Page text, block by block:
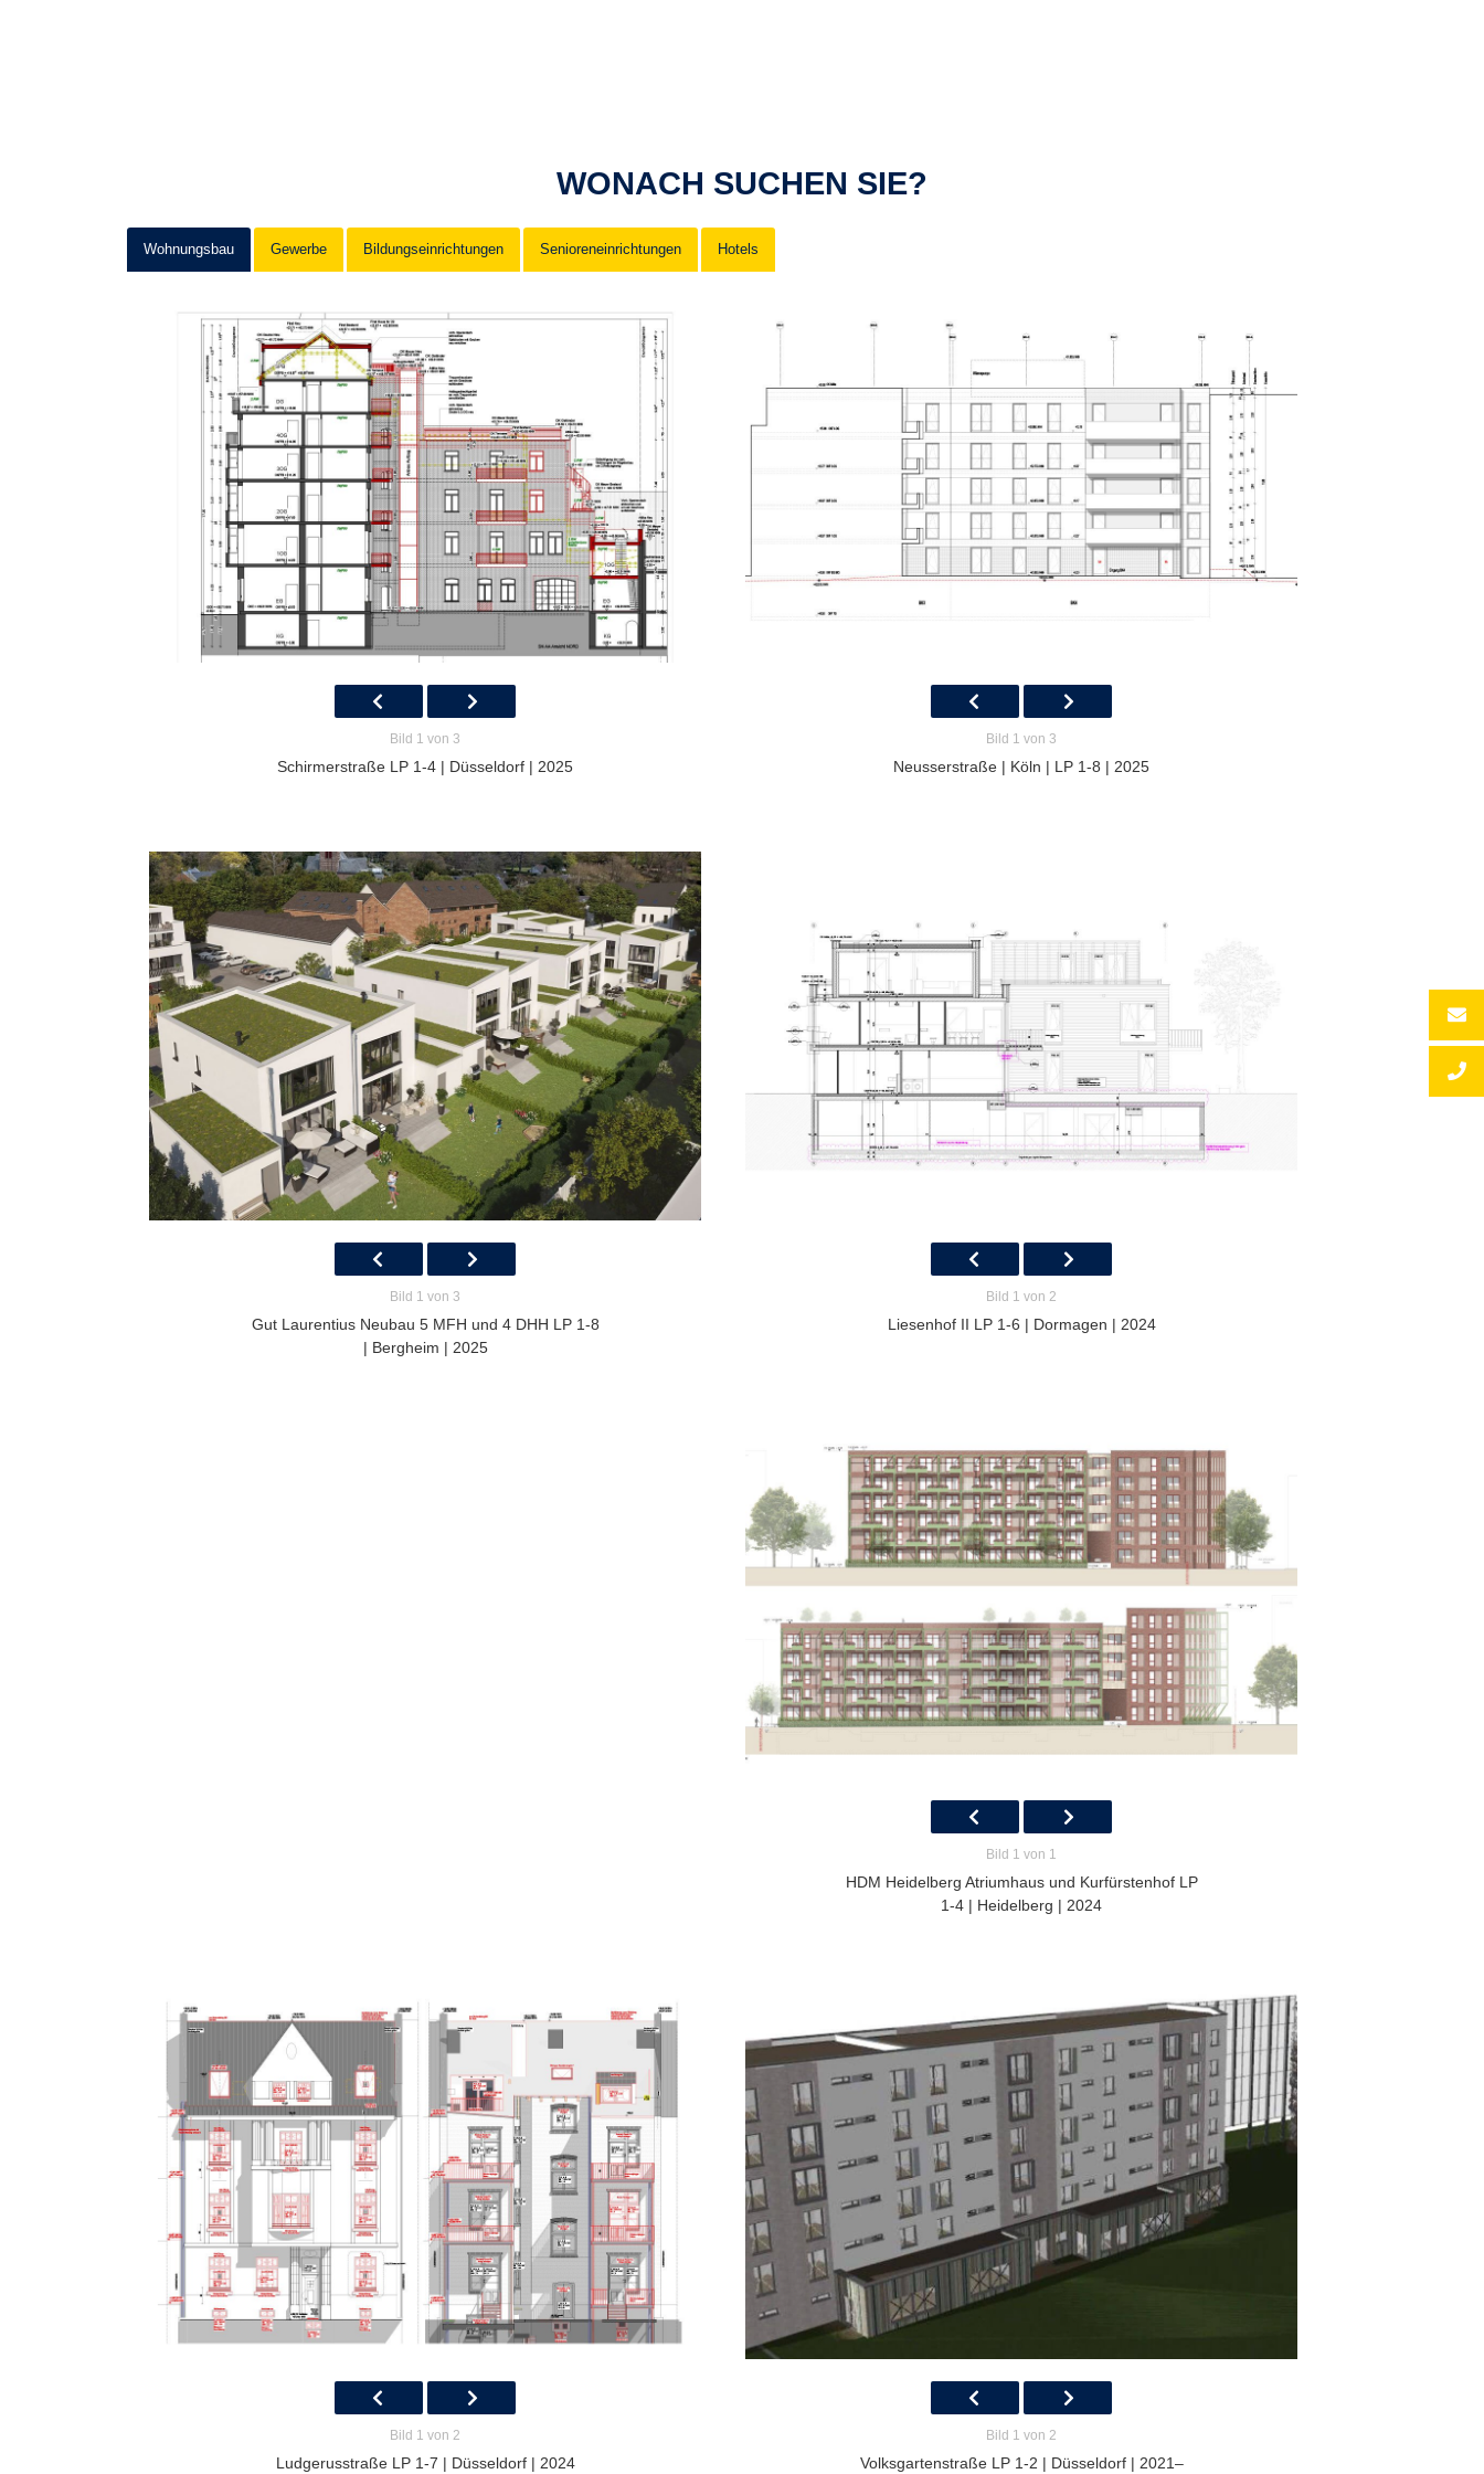
WONACH SUCHEN SIE?
Wohnungsbau Gewerbe Bildungseinrichtungen Senioreneinrichtungen Hotels
Bild 1 von 3
Schirmerstraße LP 1-4 | Düsseldorf | 2025
Bild 1 von 3
Neusserstraße | Köln | LP 1-8 | 2025
Bild 1 von 3
Gut Laurentius Neubau 5 MFH und 4 DHH LP 1-8
| Bergheim | 2025
Bild 1 von 2
Liesenhof II LP 1-6 | Dormagen | 2024
Bild 1 von 1
HDM Heidelberg Atriumhaus und Kurfürstenhof LP
1-4 | Heidelberg | 2024
Bild 1 von 2
Ludgerusstraße LP 1-7 | Düsseldorf | 2024
Bild 1 von 2
Volksgartenstraße LP 1-2 | Düsseldorf | 2021–